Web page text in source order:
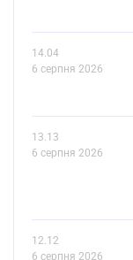
14.04
6 серпня 2026
13.13
6 серпня 2026
12.12
6 серпня 2026